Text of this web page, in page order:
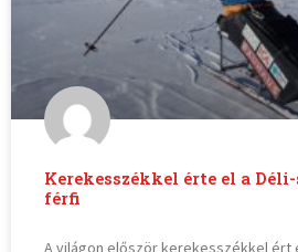
Kerekesszékkel érte el a
férfi
A világon először kerekesszékkel ért